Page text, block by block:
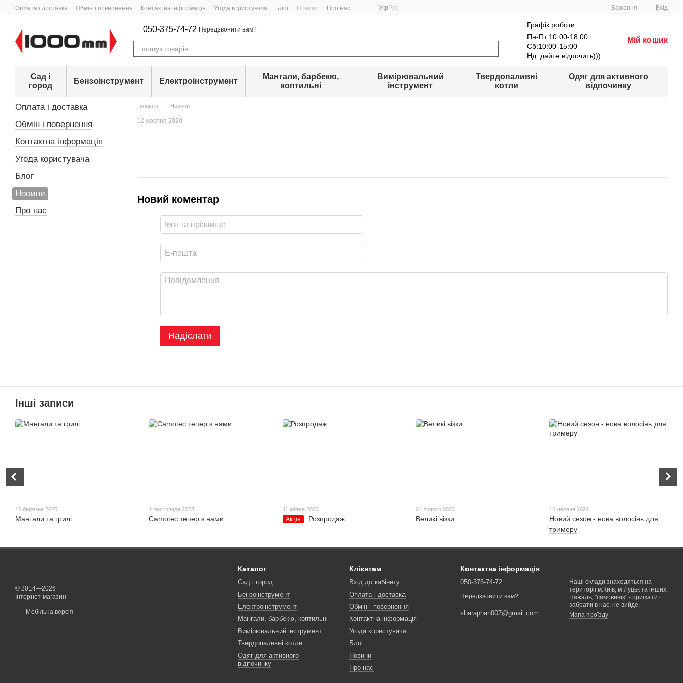
Перейти до основного контенту
Оплата і доставка Обмін і повернення Контактна інформація Угода користувача Блог Новини Про нас Укр Рус Бажання Вхід
050-375-74-72 Передзвонити вам?
Графік роботи:
Пн-Пт:10:00-18:00
Сб:10:00-15:00
Нд: дайте відпочить)))
Мій кошик
Сад і
город
Бензоінструмент Електроінструмент
Мангали, барбекю,
коптильні
Вимірювальний
інструмент
Твердопаливні
котли
Одяг для активного
відпочинку
Головна Новини
12 жовтня 2020
Новий коментар
Надіслати
Оплата і доставка
Обмін і повернення
Контактна інформація
Угода користувача
Блог
Новини
Про нас
Інші записи
15 березня 2026
Мангали та грилі
1 листопада 2023
Camotec тепер з нами
11 квітня 2023
Акція Розпродаж
24 лютого 2023
Великі візки
16 червня 2021
Новий сезон - нова волосінь для
тримеру
© 2014—2026
Інтернет-магазин
Мобільна версія
Каталог
Сад і город
Бензоінструмент
Електроінструмент
Мангали, барбекю, коптильні
Вимірювальний інструмент
Твердопаливні котли
Одяг для активного
відпочинку
Клієнтам
Вхід до кабінету
Оплата і доставка
Обмін і повернення
Контактна інформація
Угода користувача
Блог
Новини
Про нас
Контактна інформація
050-375-74-72
Передзвонити вам?
sharaphan007@gmail.com
Наші склади знаходяться на
території м.Київ, м.Луцьк та інших.
Нажаль, "самовивіз" - приїхати і
забрати в нас, не вийде.
Мапа проїзду